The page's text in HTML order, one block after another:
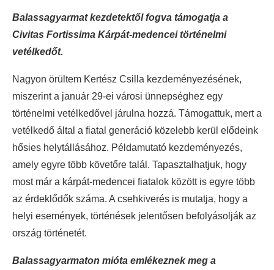
Balassagyarmat kezdetektől fogva támogatja a
Civitas Fortissima Kárpát-medencei történelmi
vetélkedőt.
Nagyon örültem Kertész Csilla kezdeményezésének,
miszerint a január 29-ei városi ünnepséghez egy
történelmi vetélkedővel járulna hozzá. Támogattuk, mert a
vetélkedő által a fiatal generáció közelebb kerül elődeink
hősies helytállásához. Példamutató kezdeményezés,
amely egyre több követőre talál. Tapasztalhatjuk, hogy
most már a kárpát-medencei fiatalok között is egyre több
az érdeklődők száma. A csehkiverés is mutatja, hogy a
helyi események, történések jelentősen befolyásolják az
ország történetét.
Balassagyarmaton mióta emlékeznek meg a